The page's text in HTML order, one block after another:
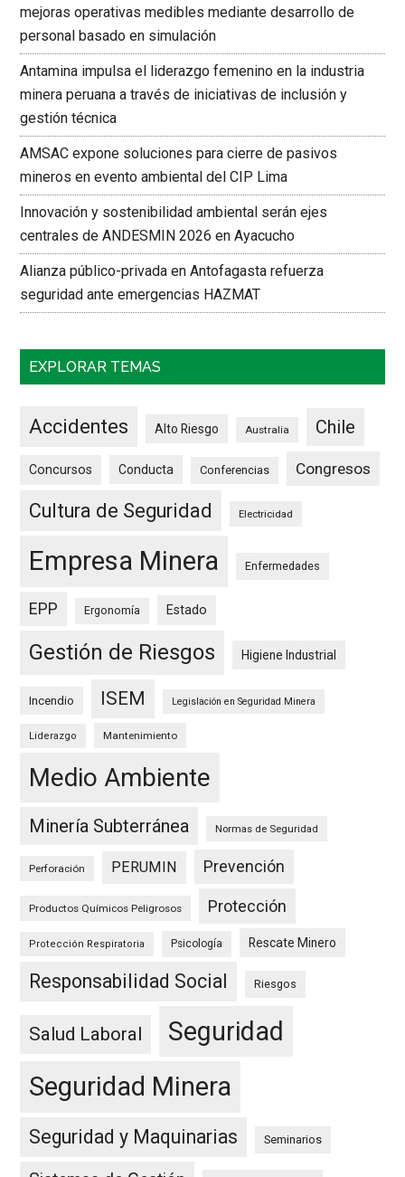
mejoras operativas medibles mediante desarrollo de
personal basado en simulación
Antamina impulsa el liderazgo femenino en la industria
minera peruana a través de iniciativas de inclusión y
gestión técnica
AMSAC expone soluciones para cierre de pasivos
mineros en evento ambiental del CIP Lima
Innovación y sostenibilidad ambiental serán ejes
centrales de ANDESMIN 2026 en Ayacucho
Alianza público-privada en Antofagasta refuerza
seguridad ante emergencias HAZMAT
EXPLORAR TEMAS
Accidentes Alto Riesgo Australia Chile
Concursos Conducta Conferencias Congresos
Cultura de Seguridad Electricidad
Empresa Minera Enfermedades
EPP Ergonomía Estado
Gestión de Riesgos Higiene Industrial
Incendio ISEM Legislación en Seguridad Minera
Liderazgo Mantenimiento
Medio Ambiente
Minería Subterránea Normas de Seguridad
Perforación PERUMIN Prevención
Productos Químicos Peligrosos Protección
Protección Respiratoria Psicología Rescate Minero
Responsabilidad Social Riesgos
Salud Laboral
Seguridad
Seguridad Minera
Seguridad y Maquinarias Seminarios